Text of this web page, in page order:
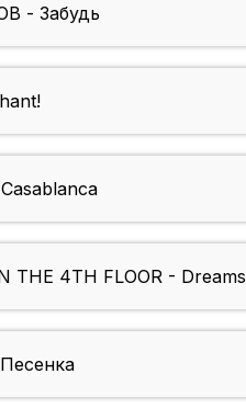
- Забудь
THE 4TH FLOOR - Dreams